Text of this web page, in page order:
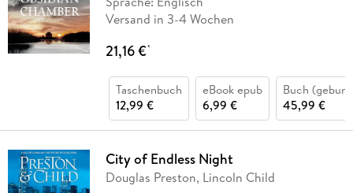
Versand in 3-4 Wochen
21,16 €*
Taschenbuch
12,99 €
eBook epub
6,99 €
Buch
45,99 €
City of Endless Night
Douglas Preston, Lincoln Child